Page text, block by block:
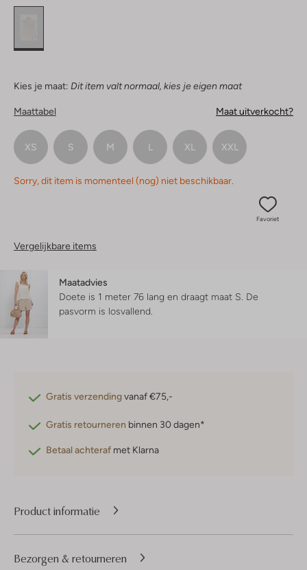
Kies je maat: Dit item valt normaal, kies je eigen maat
Maattabel Maat uitverkocht?
XS S M L XL XXL
Sorry, dit item is momenteel (nog) niet beschikbaar.
Favoriet
Vergelijkbare items
Maatadvies
Doete is 1 meter 76 lang en draagt maat S. De
pasvorm is losvallend
Gratis verzendingvanaf €75,-
Gratis retourneren binnen 30 dagen*
Betaal achteraf met Klarna
Product informatie
Bezorgen & retourneren